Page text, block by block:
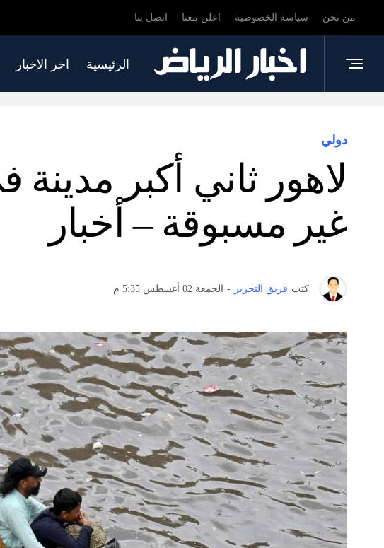
من نحن سياسة الخصوصية اعلن معنا اتصل بنا
الرئيسية اخر الاخبار
دولي
لاهور ثاني أكبر
غير مسبوقة – أخبار
كتب فريق التحرير - الجمعة 02 أغسطس 5:35 م